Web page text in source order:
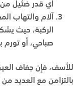
أي قدر ضئيل من
آلام والتهاب
الركبة، حيث
صباحي، أو
للأسف، فإن جفاف
بالتزامن مع العديد من